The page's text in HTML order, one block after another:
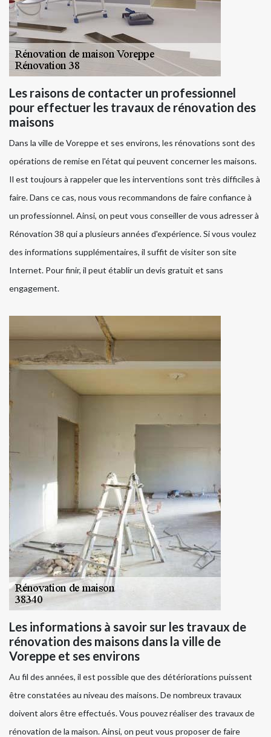
Les raisons de contacter un professionnel
pour effectuer les travaux de rénovation des
maisons
Dans la ville de Voreppe et ses environs, les rénovations sont des
opérations de remise en l'état qui peuvent concerner les maisons.
Il est toujours à rappeler que les interventions sont très difficiles à
faire. Dans ce cas, nous vous recommandons de faire confiance à
un professionnel. Ainsi, on peut vous conseiller de vous adresser à
Rénovation 38 qui a plusieurs années d'expérience. Si vous voulez
des informations supplémentaires, il suffit de visiter son site
Internet. Pour finir, il peut établir un devis gratuit et sans
engagement.
Les informations à savoir sur les travaux de
rénovation des maisons dans la ville de
Voreppe et ses environs
Au fil des années, il est possible que des détériorations puissent
être constatées au niveau des maisons. De nombreux travaux
doivent alors être effectués. Vous pouvez réaliser des travaux de
rénovation de la maison. Ainsi, on peut vous proposer de faire